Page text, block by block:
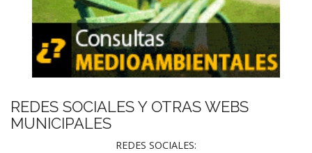
REDES SOCIALES Y OTRAS WEBS
MUNICIPALES
REDES SOCIALES: